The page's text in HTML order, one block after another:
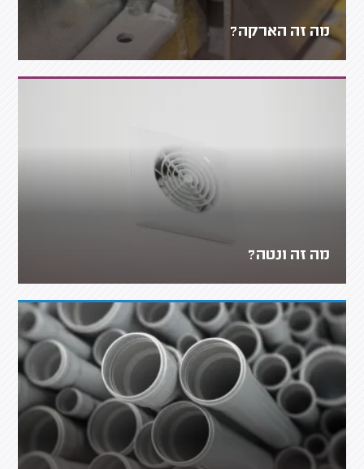
מה זה הארקה?
מה זה ונטה?